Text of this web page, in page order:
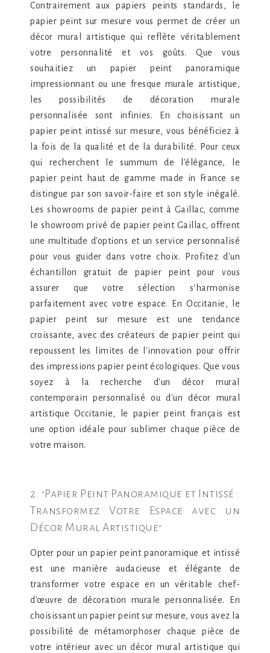
Contrairement aux papiers peints standards, le
papier peint sur mesure vous permet de créer un
décor mural artistique qui reflète véritablement
votre personnalité et vos goûts. Que vous
souhaitiez un papier peint panoramique
impressionnant ou une fresque murale artistique,
les possibilités de décoration murale
personnalisée sont infinies. En choisissant un
papier peint intissé sur mesure, vous bénéficiez à
la fois de la qualité et de la durabilité. Pour ceux
qui recherchent le summum de l'élégance, le
papier peint haut de gamme made in France se
distingue par son savoir-faire et son style inégalé.
Les showrooms de papier peint à Gaillac, comme
le showroom privé de papier peint Gaillac, offrent
une multitude d'options et un service personnalisé
pour vous guider dans votre choix. Profitez d'un
échantillon gratuit de papier peint pour vous
assurer que votre sélection s'harmonise
parfaitement avec votre espace. En Occitanie, le
papier peint sur mesure est une tendance
croissante, avec des créateurs de papier peint qui
repoussent les limites de l'innovation pour offrir
des impressions papier peint écologiques. Que vous
soyez à la recherche d'un décor mural
contemporain personnalisé ou d'un décor mural
artistique Occitanie, le papier peint français est
une option idéale pour sublimer chaque pièce de
votre maison.
2. "Papier Peint Panoramique et Intissé :
Transformez Votre Espace avec un
Décor Mural Artistique"
Opter pour un papier peint panoramique et intissé
est une manière audacieuse et élégante de
transformer votre espace en un véritable chef-
d'œuvre de décoration murale personnalisée. En
choisissant un papier peint sur mesure, vous avez la
possibilité de métamorphoser chaque pièce de
votre intérieur avec un décor mural artistique qui